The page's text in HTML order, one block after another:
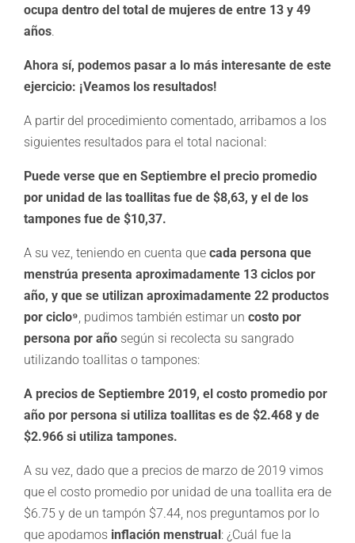
ocupa dentro del total de mujeres de entre 13 y 49
años.
Ahora sí, podemos pasar a lo más interesante de este
ejercicio: ¡Veamos los resultados!
A partir del procedimiento comentado, arribamos a los
siguientes resultados para el total nacional:
Puede verse que en Septiembre el precio promedio
por unidad de las toallitas fue de $8,63, y el de los
tampones fue de $10,37.
A su vez, teniendo en cuenta que cada persona que
menstrúa presenta aproximadamente 13 ciclos por
año, y que se utilizan aproximadamente 22 productos
por ciclo⁹, pudimos también estimar un costo por
persona por año según si recolecta su sangrado
utilizando toallitas o tampones:
A precios de Septiembre 2019, el costo promedio por
año por persona si utiliza toallitas es de $2.468 y de
$2.966 si utiliza tampones.
A su vez, dado que a precios de marzo de 2019 vimos
que el costo promedio por unidad de una toallita era de
$6.75 y de un tampón $7.44, nos preguntamos por lo
que apodamos inflación menstrual: ¿Cuál fue la